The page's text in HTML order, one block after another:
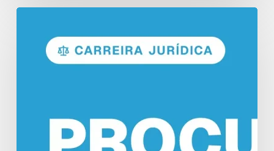
Procurador:
Funções